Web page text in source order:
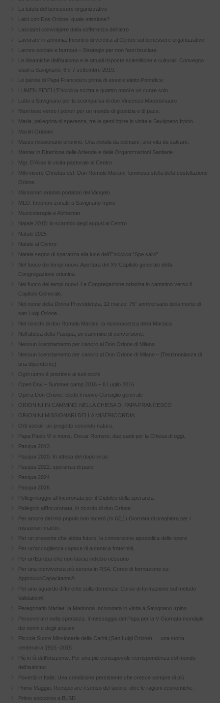
La tutela del benessere organizzativo
Laici con Don Orione: quale missione?
Lasciarsi coinvolgere dalla sofferenza dell’altro
Lavorare in armonia. Incontro di verifica al Centro sul benessere organizzativo
Lavoro sociale e burnout – Strategie per non farsi bruciare
Le dinamiche dell’autismo e le attuali risposte scientifiche e culturali. Convegno
studi a Savignano, 6 e 7 settembre 2019.
Le parole di Papa Francesco prima di essere eletto Pontefice
LUMEN FIDEI L’Enciclica scritta a quattro mani e un cuore solo
Lutto a Savignano per la scomparsa di don Vincenzo Mastromauro
Mani tese verso i poveri per un mondo di giustizia e di pace.
Maria, pellegrina di speranza, tra le genti irpine in visita a Savignano Irpino.
Martiri Orionini
Marzo missionario orionino. Una ciotola da colmare, una vita da salvare.
Master in Direzione delle Aziende e delle Organizzazioni Sanitarie
Mgr. D’Alise in visita pastorale al Centro
Mihi vivere Christus est. Don Romolo Mariani, luminosa stella della costellazione
Orione.
Missionari orionini portatori del Vangelo
MLO: Incontro zonale a Savignano Irpino
Musicoterapia e Alzheimer
Natale 2015: lo scambio degli auguri al Centro
Natale 2025
Natale al Centro
Natale segno di speranza alla luce dell’Enciclica “Spe salvi”
Nel fuoco dei tempi nuovi. Apertura del XV Capitolo generale della
Congregazione orionina
Nel fuoco dei tempi nuovi. La Congregazione orionina in cammino verso il
Capitolo Generale.
Nel nome della Divina Provvidenza. 12 marzo: 75° anniversario della morte di
san Luigi Orione.
Nel ricordo di don Romolo Mariani, la riconoscenza della Marsica
Nell’attesa della Pasqua, un cammino di conversione.
Nessun licenziamento per cancro al Don Orione di Milano
Nessun licenziamento per cancro al Don Orione di Milano – [Testimonianza di
una dipendente]
Ogni uomo è prezioso ai tuoi occhi
Open Day – Summer camp 2016 – 8 Luglio 2016
Opera Don Orione: eletto il nuovo Consiglio generale
ORIONINI IN CAMMINO NELLA CHIESA DI PAPA FRANCESCO
ORIONINI MISSIONARI DELLA MISERICORDIA
Orti sociali, un progetto secondo natura.
Papa Paolo VI e mons. Oscar Romero, due santi per la Chiesa di oggi.
Pasqua 2013
Pasqua 2020. In attesa del dopo virus
Pasqua 2022: speranza di pace
Pasqua 2024
Pasqua 2026
Pellegrinaggio all’Incoronata per il Giubileo della speranza
Pellegrini all’Incoronata, in ricordo di don Orione
Per amore del mio popolo non tacerò (Is 62,1) Giornata di preghiera per i
missionari martiri.
Per un presente che abbia futuro: la conversione apostolica delle opere
Per un’accoglienza capace di autentica fraternità
Per un’Europa che non lascia indietro nessuno
Per una convivenza più serena in RSA. Corso di formazione su
ApproccioCapacitante®.
Per uno sguardo differente sulla demenza. Corso di formazione sul metodo
Validation®.
Peregrinatio Mariae: la Madonna Incoronata in visita a Savignano Irpino
Perseverare nella speranza. Il messaggio del Papa per la V Giornata mondiale
dei nonni e degli anziani.
Piccole Suore Missionarie della Carità (San Luigi Orione) … una storia
centenaria 1915 -2015
Più in là dell’orizzonte. Per una più consapevole corrispondenza col mondo
dell’autismo.
Povertà in Italia: Una condizione persistente che cresce sempre di più
Primo Maggio: Recuperare il senso del lavoro, oltre le ragioni economiche.
Primo soccorso e BLSD